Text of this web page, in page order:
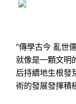
“傳學古今 亂世
就像是一顆文明
后持續地生根發
術的發展發揮積